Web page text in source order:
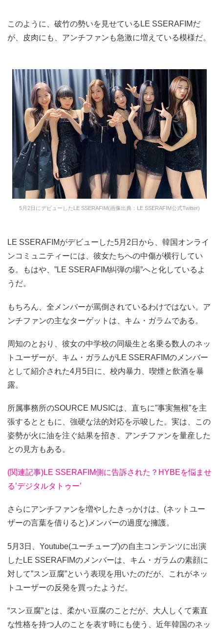
このように、破竹の勢いを見せているLE SSERAFIMだ
が、皮肉にも、アンチファンも急激に増えている模様だ。
5月2日にデビューしたLE SSERAFIM(画像出典：LE SSERAFIM公式Twitter)
LE SSERAFIMがデビューした5月2日から、韓国オンライ
ンコミュニティーには、彼女たちへの中傷が横行してい
る。もはや、”LE SSERAFIM糾弾の場”へと化しているよ
うだ。
もちろん、全メンバーが罵倒されているわけではない。ア
ンチファンの主なターゲットは、キム・ガラムである。
周知のとおり、彼女の中学校の同級生と名乗る数人のネッ
トユーザーが、キム・ガラムがLE SSERAFIMのメンバー
として紹介された4月5日に、校内暴力、喫煙と飲酒を暴
露。
所属事務所のSOURCE MUSICは、直ちに”事実無根”を主
張するとともに、強硬な法的対応を示唆した。実は、この
姿勢が火に油を注ぐ結果を招き、アンチファンを量産した
との見方もある。
(関連記事)LE SSERAFIM側に告訴された？HYBEを悩ませ
る’デジタルタトゥー’
さらにアンチファンを増やしたきっかけは、(ネットユー
ザーの言葉を借りると)メンバーの過度な擁護。
5月3日、Youtube(ユーチューブ)の自主コンテンツに出演
したLE SSERAFIMのメンバーは、キム・ガラムの素顔に
対して”スン豆腐”という表現を用いたのだが、これがネッ
トユーザーの反発を買ったようだ。
“スン豆腐”とは、柔かい豆腐のことだが、大人しくて素直
な性格を持つ人のことを表す時にも使う、近年韓国のネッ